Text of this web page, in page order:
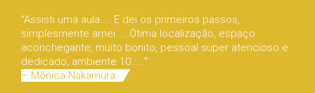
“Assisti uma aula.... E dei os primeiros passos,
simplesmente amei.....Ótima localização, espaço
aconchegante, muito bonito, pessoal super atencioso e
dedicado, ambiente 10.....”
– Mônica Nakamura